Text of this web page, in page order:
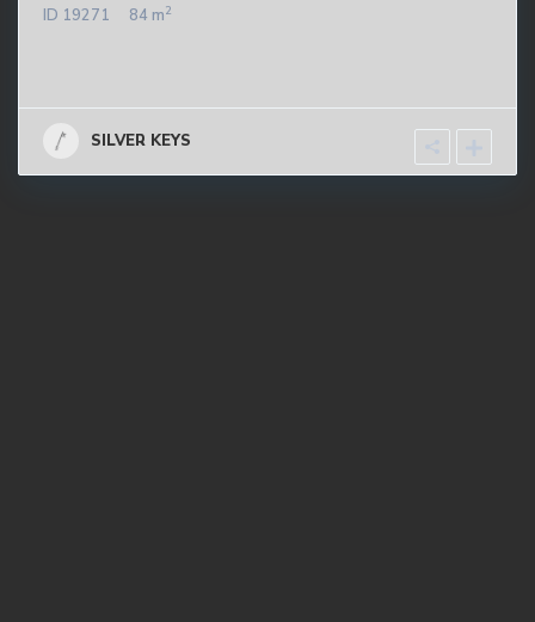
ID 19271 84 m2
SILVER KEYS